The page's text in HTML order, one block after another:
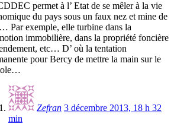
permet à l’ Etat de se mêler à la vie
du pays sous un faux nez et mine de
Par exemple, elle turbine dans la
immobilière, dans la propriété foncière
etc… D’ où la tentation
pour Bercy de mettre la main sur le
Zefran 3 décembre 2013, 18 h 32
min